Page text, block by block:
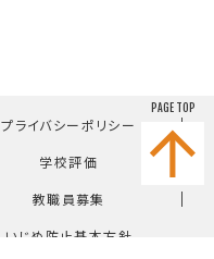
プライバシーポリシー ｜
学校評価 ｜
教職員募集 ｜
いじめ防止基本方針
PAGE TOP